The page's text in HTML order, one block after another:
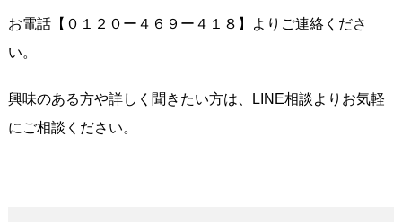
お電話【０１２０ー４６９ー４１８】よりご連絡くださ
い。
興味のある方や詳しく聞きたい方は、LINE相談よりお気軽
にご相談ください。